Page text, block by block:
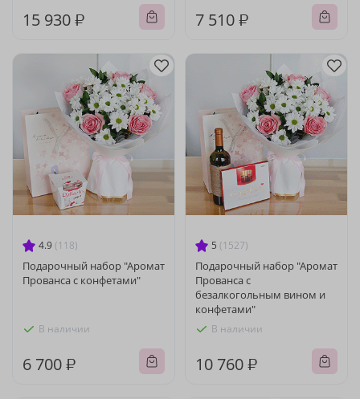
15 930 ₽ 7 510 ₽
4.9 (118)
Подарочный набор "Аромат
Прованса с конфетами"
В наличии
6 700 ₽
5 (1527)
Подарочный набор "Аромат
Прованса с
безалкогольным вином и
конфетами"
В наличии
10 760 ₽